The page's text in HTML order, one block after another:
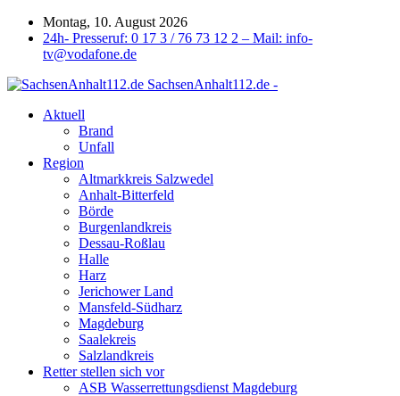
Montag, 10. August 2026
24h- Presseruf: 0 17 3 / 76 73 12 2 – Mail: info-
tv@vodafone.de
SachsenAnhalt112.de -
Aktuell
Brand
Unfall
Region
Altmarkkreis Salzwedel
Anhalt-Bitterfeld
Börde
Burgenlandkreis
Dessau-Roßlau
Halle
Harz
Jerichower Land
Mansfeld-Südharz
Magdeburg
Saalekreis
Salzlandkreis
Retter stellen sich vor
ASB Wasserrettungsdienst Magdeburg